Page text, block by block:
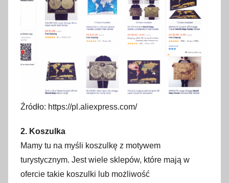
Źródło: https://pl.aliexpress.com/
2. Koszulka
Mamy tu na myśli koszulkę z motywem
turystycznym. Jest wiele sklepów, które mają w
ofercie takie koszulki lub możliwość